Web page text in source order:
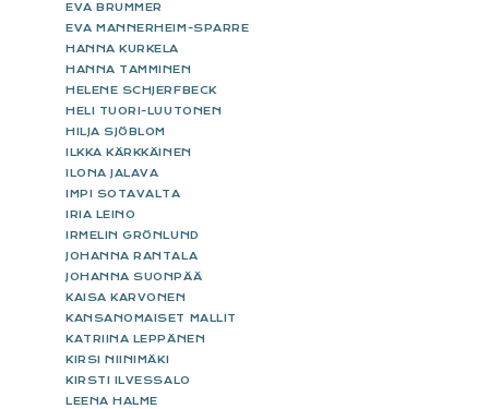
EVA BRUMMER
EVA MANNERHEIM-SPARRE
HANNA KURKELA
HANNA TAMMINEN
HELENE SCHJERFBECK
HELI TUORI-LUUTONEN
HILJA SJÖBLOM
ILKKA KÄRKKÄINEN
ILONA JALAVA
IMPI SOTAVALTA
IRIA LEINO
IRMELIN GRÖNLUND
JOHANNA RANTALA
JOHANNA SUONPÄÄ
KAISA KARVONEN
KANSANOMAISET MALLIT
KATRIINA LEPPÄNEN
KIRSI NIINIMÄKI
KIRSTI ILVESSALO
LEENA HALME